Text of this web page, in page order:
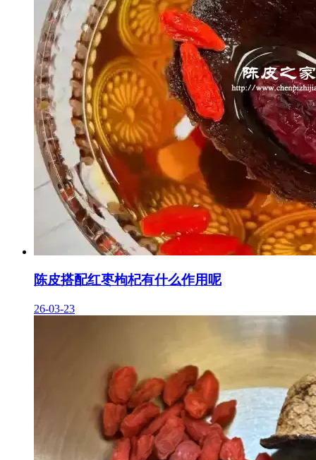
陈皮搭配红枣枸杞有什么作用呢
26-03-23